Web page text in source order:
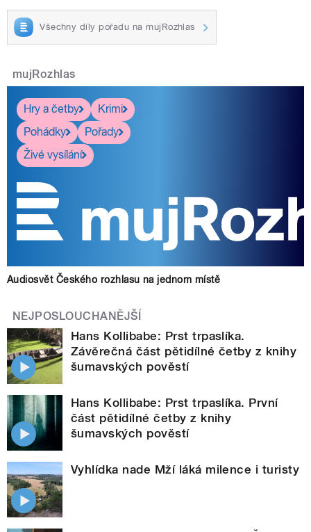
Všechny díly pořadu na mujRozhlas
mujRozhlas
Hry a četby
Krimi
Pohádky
Pořady
Živé vysílání
Audiosvět Českého rozhlasu na jednom místě
NEJPOSLOUCHANĚJŠÍ
Hans Kollibabe: Prst trpaslíka.
Závěrečná část pětidílné četby z knihy
šumavských pověstí
Hans Kollibabe: Prst trpaslíka. První
část pětidílné četby z knihy
šumavských pověstí
Vyhlídka nade Mží láká milence i turisty